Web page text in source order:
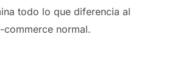
todo lo que diferencia al
normal.